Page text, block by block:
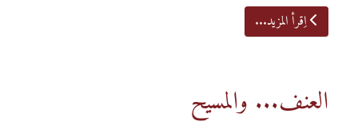
اِقرأ المزيد...
العنف... والمسيح